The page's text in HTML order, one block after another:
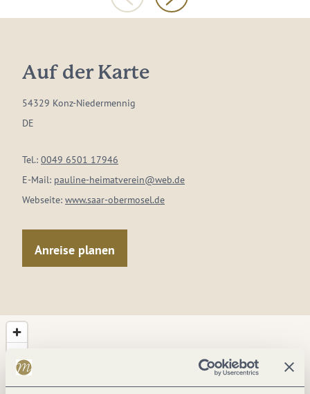
Auf der Karte
54329 Konz-Niedermennig
DE
Tel.: 0049 6501 17946
E-Mail: pauline-heimatverein@web.de
Webseite: www.saar-obermosel.de
Anreise planen